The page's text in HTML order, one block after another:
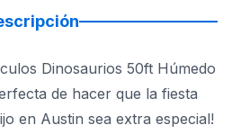
Dinosaurios 50ft Húmedo
de hacer que la fiesta
en Austin sea extra especial!